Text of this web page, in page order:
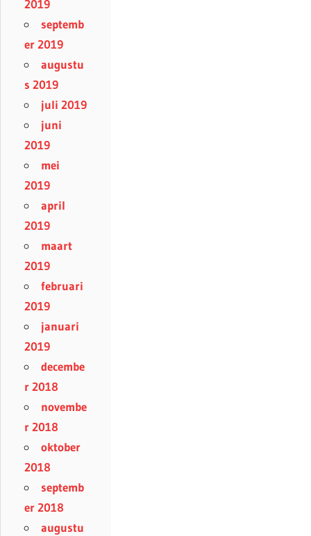
2019
septemb
er 2019
augustu
s 2019
juli 2019
juni
2019
mei
2019
april
2019
maart
2019
februari
2019
januari
2019
decembe
r 2018
novembe
r 2018
oktober
2018
septemb
er 2018
augustu